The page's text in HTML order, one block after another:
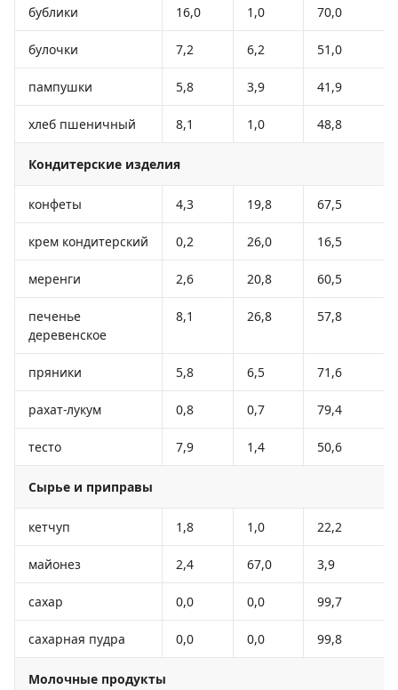
бублики 16,0 1,0 70,0
булочки 7,2 6,2 51,0
пампушки 5,8 3,9 41,9
хлеб пшеничный 8,1 1,0 48,8
Кондитерские изделия
конфеты 4,3 19,8 67,5
крем кондитерский 0,2 26,0 16,5
меренги 2,6 20,8 60,5
печенье
деревенское
8,1 26,8 57,8
пряники 5,8 6,5 71,6
рахат-лукум 0,8 0,7 79,4
тесто 7,9 1,4 50,6
Сырье и приправы
кетчуп 1,8 1,0 22,2
майонез 2,4 67,0 3,9
сахар 0,0 0,0 99,7
сахарная пудра 0,0 0,0 99,8
Молочные продукты